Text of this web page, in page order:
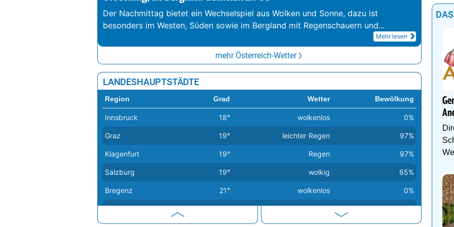
Der Nachmittag bietet ein Wechselspiel aus Wolken und Sonne, dazu ist
besonders im Westen, Süden sowie im Bergland mit Regenschauern und...
Mehr lesen
mehr Österreich-Wetter
LANDESHAUPTSTÄDTE
Region Grad Wetter Bewölkung
Innsbruck 18° wolkenlos 0%
Graz 19° leichter Regen 97%
Klagenfurt 19° Regen 97%
Salzburg 19° wolkig 65%
Bregenz 21° wolkenlos 0%
Eisenstadt 23° bedeckt 97%